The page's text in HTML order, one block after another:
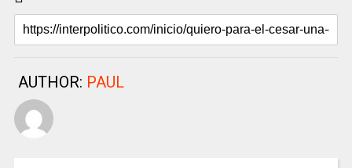
AUTHOR: PAUL